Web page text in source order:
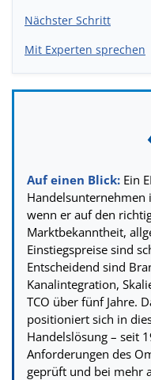
Nächster Schritt
Mit Experten sprechen
Auf einen Blick: Ein
Handelsunternehmen
wenn er auf den
Marktbekanntheit,
Einstiegspreise sind
Entscheidend sind
Kanalintegration,
TCO über fünf Jahre.
positioniert sich in
Handelslösung – seit
Anforderungen des
geprüft und bei mehr